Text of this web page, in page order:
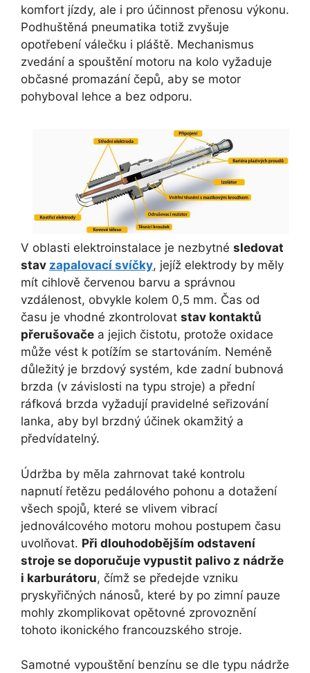
komfort jízdy, ale i pro účinnost přenosu výkonu.
Podhuštěná pneumatika totiž zvyšuje
opotřebení válečku i pláště. Mechanismus
zvedání a spouštění motoru na kolo vyžaduje
občasné promazání čepů, aby se motor
pohyboval lehce a bez odporu.
V oblasti elektroinstalace je nezbytné sledovat
stav zapalovací svíčky, jejíž elektrody by měly
mít cihlově červenou barvu a správnou
vzdálenost, obvykle kolem 0,5 mm. Čas od
času je vhodné zkontrolovat stav kontaktů
přerušovače a jejich čistotu, protože oxidace
může vést k potížím se startováním. Neméně
důležitý je brzdový systém, kde zadní bubnová
brzda (v závislosti na typu stroje) a přední
ráfková brzda vyžadují pravidelné seřizování
lanka, aby byl brzdný účinek okamžitý a
předvídatelný.
Údržba by měla zahrnovat také kontrolu
napnutí řetězu pedálového pohonu a dotažení
všech spojů, které se vlivem vibrací
jednoválcového motoru mohou postupem času
uvolňovat. Při dlouhodobějším odstavení
stroje se doporučuje vypustit palivo z nádrže
i karburátoru, čímž se předejde vzniku
pryskyřičných nánosů, které by po zimní pauze
mohly zkomplikovat opětovné zprovoznění
tohoto ikonického francouzského stroje.
Samotné vypouštění benzínu se dle typu nádrže